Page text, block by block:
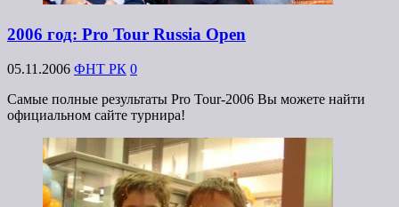
2006 год: Pro Tour Russia Open
05.11.2006 ФНТ РК 0
Самые полные результаты Pro Tour-2006 Вы можете найти
официальном сайте турнира!